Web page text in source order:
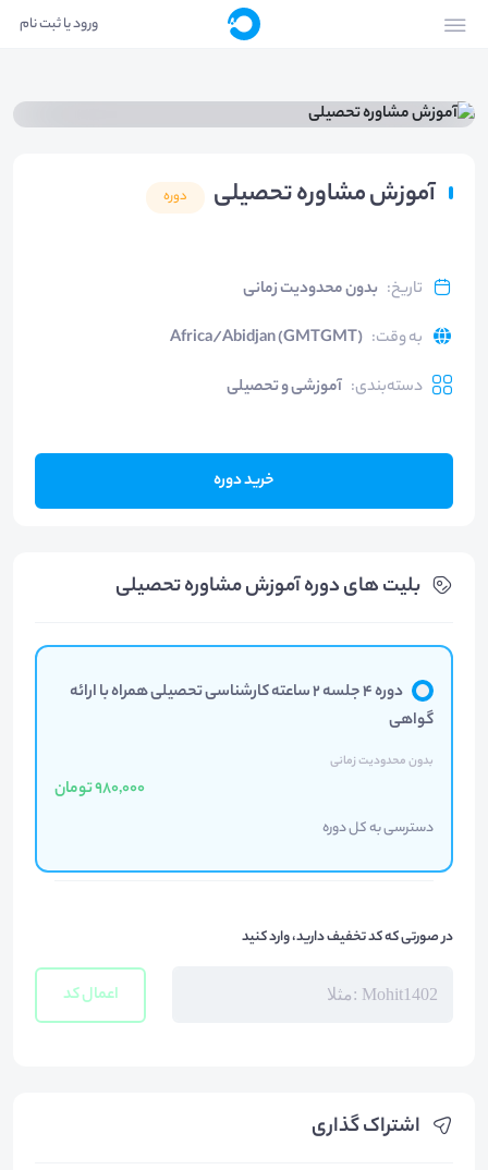
ورود یا ثبت نام
آموزش مشاوره تحصیلی دوره
تاریخ: بدون محدودیت زمانی
به وقت:
Africa/Abidjan (GMTGMT)
دسته‌بندی: آموزشی و تحصیلی
خرید دوره
اشتراک گذاری
بلیت های دوره آموزش مشاوره تحصیلی
دوره ۴ جلسه ۲ ساعته کارشناسی تحصیلی همراه با ارائه
گواهی
بدون محدودیت زمانی
980,000 تومان
دسترسی به کل دوره
در صورتی که کد تخفیف دارید، وارد کنید
اعمال کد